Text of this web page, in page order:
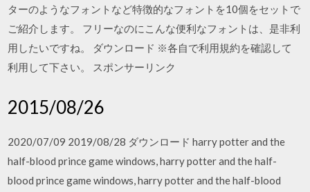
ターのようなフォントなど特徴的なフォントを10個をセットで
ご紹介します。 フリーなのにこんな便利なフォントは、是非利
用したいですね。 ダウンロード ※各自で利用規約を確認して
利用して下さい。 スポンサーリンク
2015/08/26
2020/07/09 2019/08/28 ダウンロード harry potter and the
half-blood prince game windows, harry potter and the half-
blood prince game windows, harry potter and the half-blood